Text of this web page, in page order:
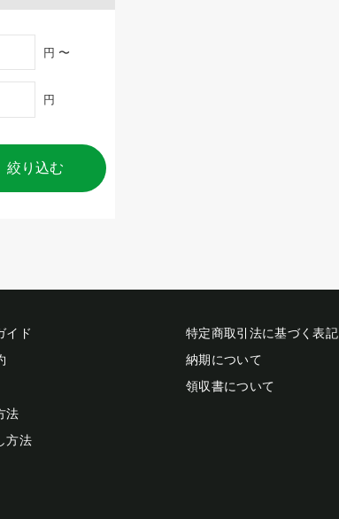
円 〜
円
絞り込む
イド
法
方法
特定商取引法に基づく表記
納期について
領収書について